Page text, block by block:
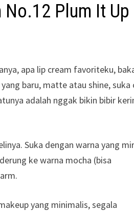
No.12 Plum It Up
apa lip cream favoriteku,
baru, matte atau shine, suka
adalah nggak bikin bibir
Suka dengan warna yang
ke warna mocha (bisa
yang minimalis, segala